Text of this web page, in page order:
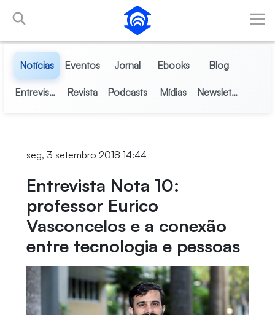
Pular para o Conteúdo principal
Notícias Eventos Jornal Ebooks Blog
Entrevistas Revista Podcasts Mídias Newsletter
seg, 3 setembro 2018 14:44
Entrevista Nota 10:
professor Eurico
Vasconcelos e a conexão
entre tecnologia e pessoas